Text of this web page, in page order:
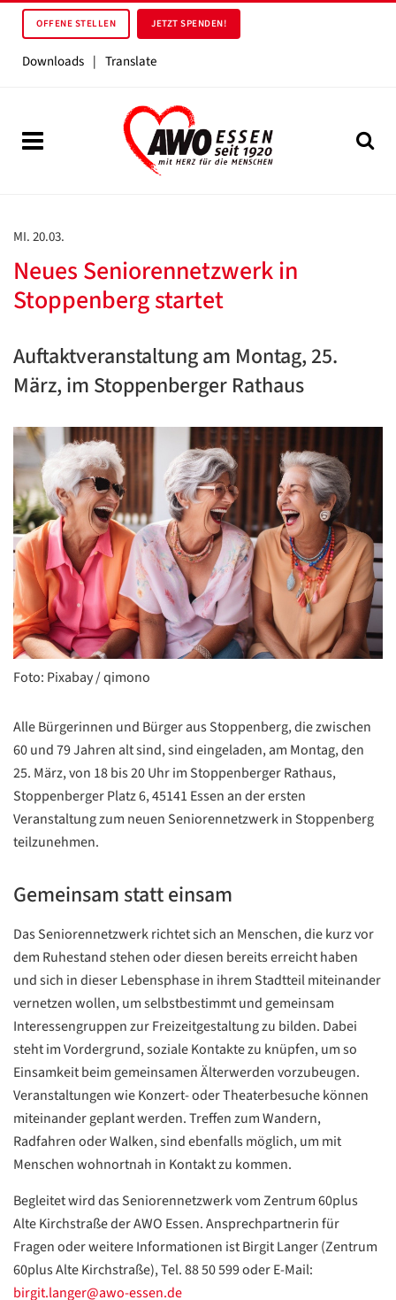
OFFENE STELLEN JETZT SPENDEN!
Downloads | Translate
MI. 20.03.
Neues Seniorennetzwerk in
Stoppenberg startet
Auftaktveranstaltung am Montag, 25.
März, im Stoppenberger Rathaus
Foto: Pixabay / qimono
Alle Bürgerinnen und Bürger aus Stoppenberg, die zwischen
60 und 79 Jahren alt sind, sind eingeladen, am Montag, den
25. März, von 18 bis 20 Uhr im Stoppenberger Rathaus,
Stoppenberger Platz 6, 45141 Essen an der ersten
Veranstaltung zum neuen Seniorennetzwerk in Stoppenberg
teilzunehmen.
Gemeinsam statt einsam
Das Seniorennetzwerk richtet sich an Menschen, die kurz vor
dem Ruhestand stehen oder diesen bereits erreicht haben
und sich in dieser Lebensphase in ihrem Stadtteil miteinander
vernetzen wollen, um selbstbestimmt und gemeinsam
Interessengruppen zur Freizeitgestaltung zu bilden. Dabei
steht im Vordergrund, soziale Kontakte zu knüpfen, um so
Einsamkeit beim gemeinsamen Älterwerden vorzubeugen.
Veranstaltungen wie Konzert- oder Theaterbesuche können
miteinander geplant werden. Treffen zum Wandern,
Radfahren oder Walken, sind ebenfalls möglich, um mit
Menschen wohnortnah in Kontakt zu kommen.
Begleitet wird das Seniorennetzwerk vom Zentrum 60plus
Alte Kirchstraße der AWO Essen. Ansprechpartnerin für
Fragen oder weitere Informationen ist Birgit Langer (Zentrum
60plus Alte Kirchstraße), Tel. 88 50 599 oder E-Mail:
birgit.langer@awo-essen.de
Datenschutzerklärung
Datenschutzerklärung
Google